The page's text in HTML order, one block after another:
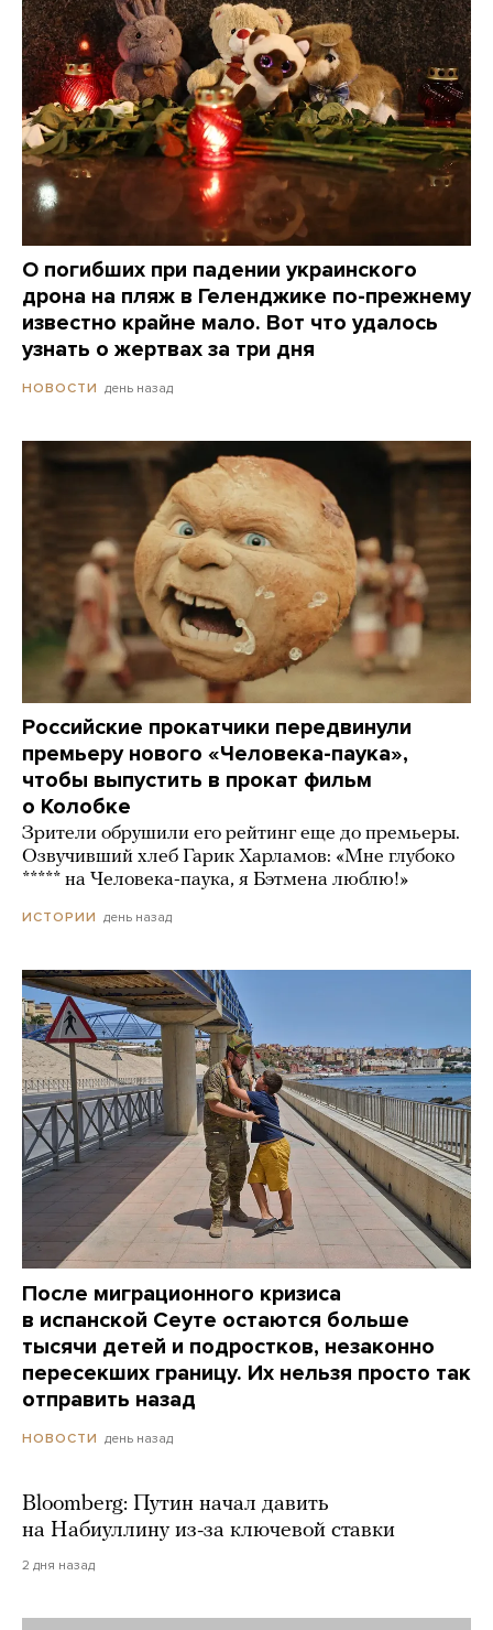
О погибших при падении украинского
дрона на пляж в Геленджике по-прежнему
известно крайне мало. Вот что удалось
узнать о жертвах за три дня
НОВОСТИ день назад
Российские прокатчики передвинули
премьеру нового «Человека-паука»,
чтобы выпустить в прокат фильм
о Колобке
Зрители обрушили его рейтинг еще до премьеры.
Озвучивший хлеб Гарик Харламов: «Мне глубоко
***** на Человека-паука, я Бэтмена люблю!»
ИСТОРИИ день назад
После миграционного кризиса
в испанской Сеуте остаются больше
тысячи детей и подростков, незаконно
пересекших границу. Их нельзя просто так
отправить назад
НОВОСТИ день назад
Bloomberg: Путин начал давить
на Набиуллину из-за ключевой ставки
2 дня назад